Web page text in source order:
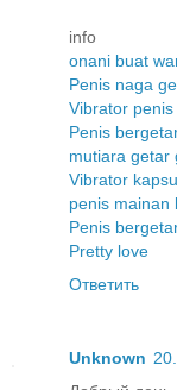
info
onani buat
Penis naga
Vibrator
Penis
mutiara getar
Vibrator
penis mainan
Penis
Pretty love
Ответить
Unknown